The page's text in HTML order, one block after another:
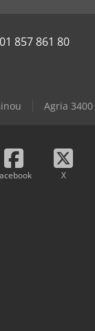
857 861 80
Agria 3400
X